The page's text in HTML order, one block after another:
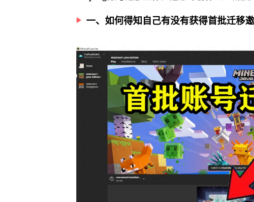
一、如何得知自己有没有获得首批迁移邀